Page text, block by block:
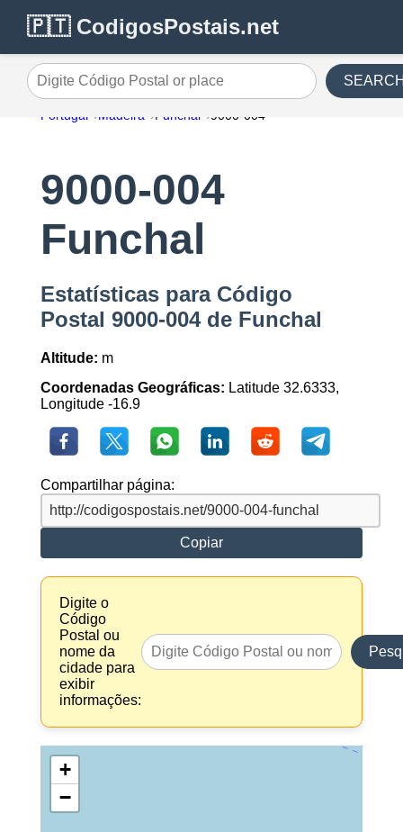
🇵🇹 CodigosPostais.net
Digite Código Postal or place
Portugal Madeira Funchal 9000-004
9000-004
Funchal
Estatísticas para Código
Postal 9000-004 de Funchal
Altitude: m
Coordenadas Geográficas: Latitude 32.6333,
Longitude -16.9
Compartilhar página:
Copiar
Digite o
Código
Postal ou
nome da
cidade para
exibir
informações:
+
−